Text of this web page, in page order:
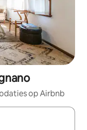
op Airbnb
maak je een keuze